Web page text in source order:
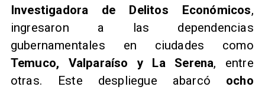
Investigadora de Delitos Económicos,
ingresaron a las dependencias
gubernamentales en ciudades como
Temuco, Valparaíso y La Serena, entre
otras. Este despliegue abarcó ocho